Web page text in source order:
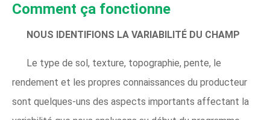
Comment ça fonctionne
NOUS IDENTIFIONS LA VARIABILITÉ DU CHAMP
Le type de sol, texture, topographie, pente, le
rendement et les propres connaissances du producteur
sont quelques-uns des aspects importants affectant la